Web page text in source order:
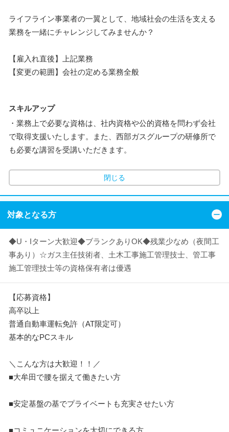
ライフライン事業者の一翼として、地域社会の生活を支える
業務を一緒にチャレンジしてみませんか？
【雇入れ直後】上記業務
【変更の範囲】会社の定める業務全般
スキルアップ
・業務上で必要な資格は、社内資格や公的資格を問わず会社
で取得支援いたします。また、西部ガスグループの研修所で
も必要な講習を受講いただきます。
閉じる
対象となる方
◆U・Iターン大歓迎◆ブランクありOK◆残業少なめ（夜間工
事あり）☆ガス主任技術者、土木工事施工管理技士、管工事
施工管理技士等の資格保有者は優遇
【応募資格】
高卒以上
普通自動車運転免許（AT限定可）
基本的なPCスキル
＼こんな方は大歓迎！！／
■大牟田で腰を据えて働きたい方
■安定基盤の基でプライベートも充実させたい方
■コミュニケーションを大切にできる方